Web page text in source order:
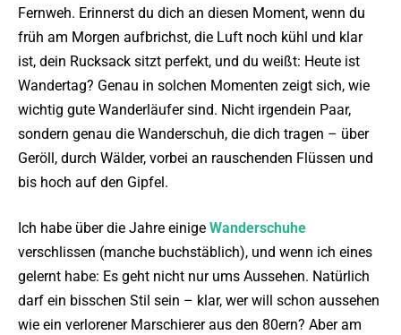
Fernweh. Erinnerst du dich an diesen Moment, wenn du
früh am Morgen aufbrichst, die Luft noch kühl und klar
ist, dein Rucksack sitzt perfekt, und du weißt: Heute ist
Wandertag? Genau in solchen Momenten zeigt sich, wie
wichtig gute Wanderläufer sind. Nicht irgendein Paar,
sondern genau die Wanderschuh, die dich tragen – über
Geröll, durch Wälder, vorbei an rauschenden Flüssen und
bis hoch auf den Gipfel.
Ich habe über die Jahre einige Wanderschuhe
verschlissen (manche buchstäblich), und wenn ich eines
gelernt habe: Es geht nicht nur ums Aussehen. Natürlich
darf ein bisschen Stil sein – klar, wer will schon aussehen
wie ein verlorener Marschierer aus den 80ern? Aber am